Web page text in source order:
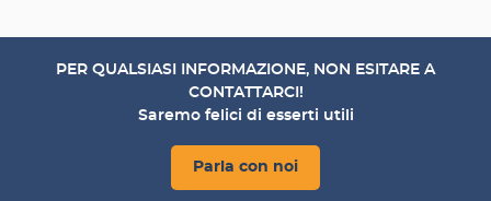
PER QUALSIASI INFORMAZIONE, NON ESITARE A
CONTATTARCI!
Saremo felici di esserti utili
Parla con noi